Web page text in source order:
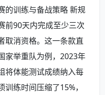
的训练与备战策略 新规
前90天内完成至少三次
取消资格。这一条款直
家举重队为例，2023年
将体能测试成绩纳入每
练时间压缩了15%，